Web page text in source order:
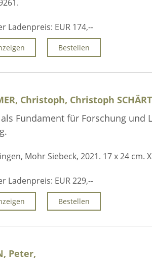
Ladenpreis: EUR 174,--
Bestellen
Christoph, Christoph
Fundament für Forschung und
Mohr Siebeck, 2021. 17 x 24 cm.
Ladenpreis: EUR 229,--
Bestellen
Peter,